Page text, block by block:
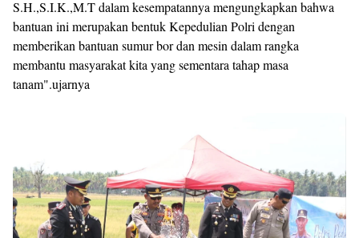
S.H.,S.I.K.,M.T dalam kesempatannya mengungkapkan bahwa
bantuan ini merupakan bentuk Kepedulian Polri dengan
memberikan bantuan sumur bor dan mesin dalam rangka
membantu masyarakat kita yang sementara tahap masa
tanam".ujarnya